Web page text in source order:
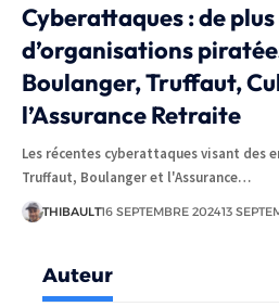
Cyberattaques : de
d’organisations
Boulanger, Truffaut,
l’Assurance Retraite
Les récentes cyberattaques visant des
Truffaut, Boulanger et l'Assurance…
THIBAULT16 SEPTEMBRE 202413
Auteur